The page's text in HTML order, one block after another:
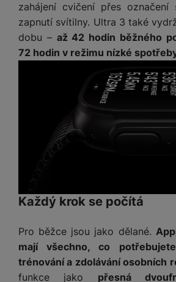
m
e
č
y
v
e
s
c
bl
S
M
k
a
rt
e
y
ši
d
y
š
T
a
a
a
t
l
n
c
l
n
B
z
d
e
k
y
N
P
ř
í
s
l
s
t
r
p
p
l
e
bi
ln
í
t
y
l
u
e
n
s
t
zahájení cvičení přes označení
zapnutí svítilny. Ultra 3 také
dobu – až 42 hodin běžného
72 hodin v režimu nízké
Každý krok se počítá
Pro běžce jsou jako dělané.
mají všechno, co
trénování a zdolávání osobních
funkce jako přesná